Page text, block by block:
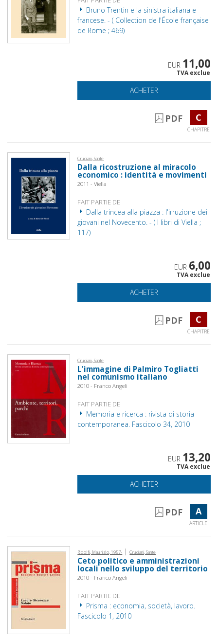
Bruno Trentin e la sinistra italiana e
francese. - ( Collection de l'École française
de Rome ; 469)
EUR 11,00
TVA exclue
ACHETER
PDF C
CHAPITRE
Cruciani, Sante
Dalla ricostruzione al miracolo
economico : identità e movimenti
2011 - Viella
FAIT PARTIE DE
Dalla trincea alla piazza : l'irruzione dei
giovani nel Novecento. - ( I libri di Viella ;
117)
EUR 6,00
TVA exclue
ACHETER
PDF C
CHAPITRE
Cruciani, Sante
L'immagine di Palmiro Togliatti
nel comunismo italiano
2010 - Franco Angeli
FAIT PARTIE DE
Memoria e ricerca : rivista di storia
contemporanea. Fascicolo 34, 2010
EUR 13,20
TVA exclue
ACHETER
PDF A
ARTICLE
Ridolfi, Maurizio, 1957- | Cruciani, Sante
Ceto politico e amministrazioni
locali nello sviluppo del territorio
2010 - Franco Angeli
FAIT PARTIE DE
Prisma : economia, società, lavoro.
Fascicolo 1, 2010